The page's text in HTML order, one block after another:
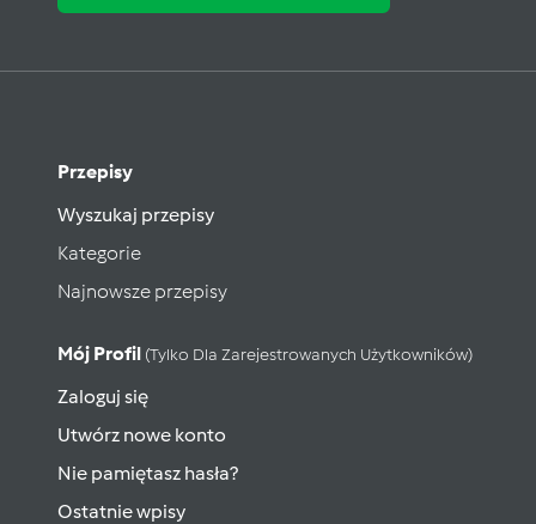
Przepisy
Wyszukaj przepisy
Kategorie
Najnowsze przepisy
Mój Profil (tylko Dla Zarejestrowanych Użytkowników)
Zaloguj się
Utwórz nowe konto
Nie pamiętasz hasła?
Ostatnie wpisy